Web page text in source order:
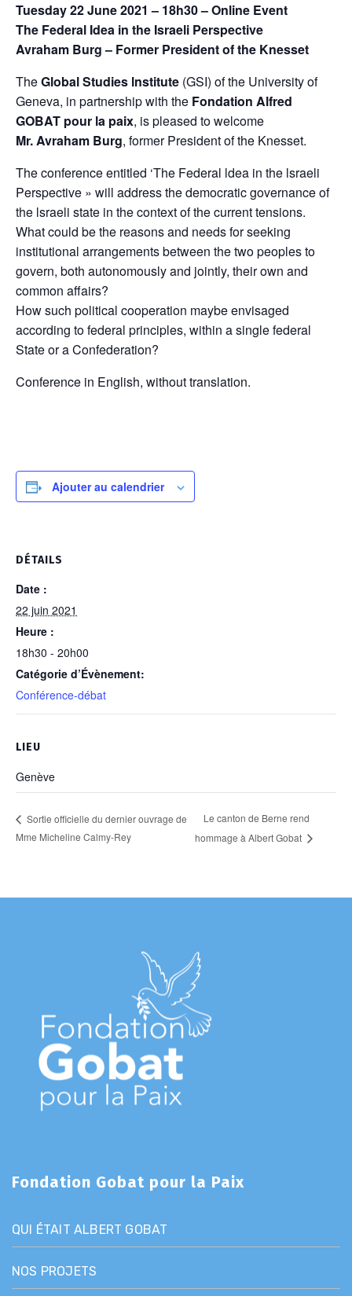
Tuesday22 June 2021 – 18h30 –Online Event
The Federal Idea in the Israeli Perspective
Avraham Burg – Former President of the Knesset
TheGlobal Studies lnstitute (GSI) of the University of
Geneva, in partnership with the Fondation Alfred
GOBAT pour la paix, is pleased to welcome
Mr. Avraham Burg, former President of the Knesset.
The conference entitled ‘The Federal ldea in the lsraeli
Perspective » will address the democratic governance of
the lsraeli state in the context of the current tensions.
What could be the reasons and needs for seeking
institutional arrangements between the two peoples to
govern, both autonomously and jointly, their own and
common affairs?
How such political cooperation maybe envisaged
according to federal principles, within a single federal
State or a Confederation?
Conference in English, without translation.
Ajouter au calendrier
DÉTAILS
Date :
22 juin 2021
Heure :
18h30 - 20h00
Catégorie d’Évènement:
Conférence-débat
LIEU
Genève
Sortie officielle du dernier ouvrage de
Mme Micheline Calmy-Rey
Le canton de Berne rend
hommage à Albert Gobat
Fondation Gobat pour la Paix
QUI ÉTAIT ALBERT GOBAT
NOS PROJETS